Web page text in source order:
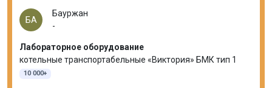
БА
Бауржан
-
Лабораторное оборудование
котельные транспортабельные «Виктория» БМК тип 1
10 000+